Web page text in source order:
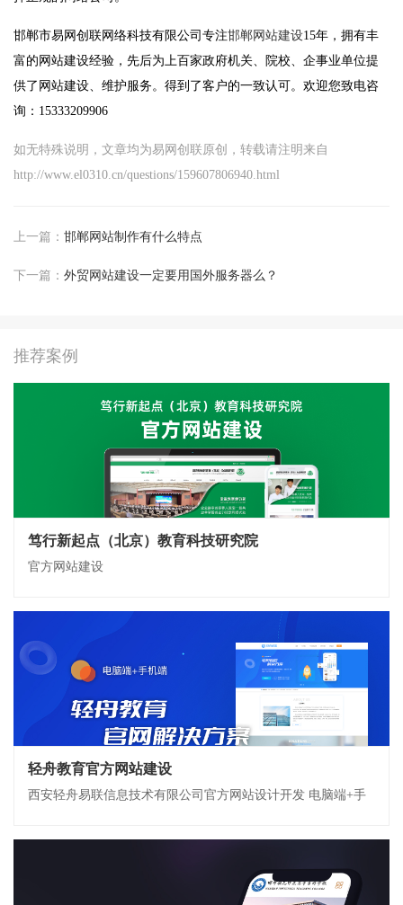
邯郸市易网创联网络科技有限公司专注邯郸网站建设15年，拥有丰
富的网站建设经验，先后为上百家政府机关、院校、企事业单位提
供了网站建设、维护服务。得到了客户的一致认可。欢迎您致电咨
询：15333209906
如无特殊说明，文章均为易网创联原创，转载请注明来自
http://www.el0310.cn/questions/159607806940.html
上一篇： 邯郸网站制作有什么特点
下一篇： 外贸网站建设一定要用国外服务器么？
推荐案例
笃行新起点（北京）教育科技研究院
官方网站建设
轻舟教育官方网站建设
西安轻舟易联信息技术有限公司官方网站设计开发 电脑端+手